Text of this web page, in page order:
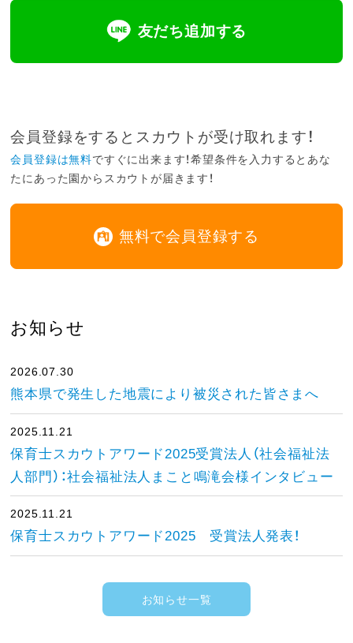
友だち追加する
会員登録をするとスカウトが受け取れます！
会員登録は無料ですぐに出来ます！希望条件を入力するとあな
たにあった園からスカウトが届きます！
無料で会員登録する
お知らせ
2026.07.30
熊本県で発生した地震により被災された皆さまへ
2025.11.21
保育士スカウトアワード2025受賞法人（社会福祉法
人部門）：社会福祉法人まこと鳴滝会様インタビュー
2025.11.21
保育士スカウトアワード2025 受賞法人発表！
お知らせ一覧